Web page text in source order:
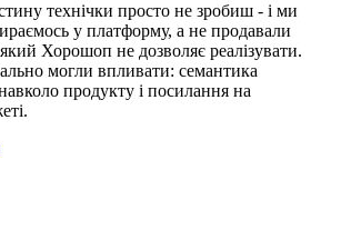
технічки просто не зробиш - і ми
у платформу, а не продавали
Хорошоп не дозволяє реалізувати.
могли впливати: семантика
продукту і посилання на